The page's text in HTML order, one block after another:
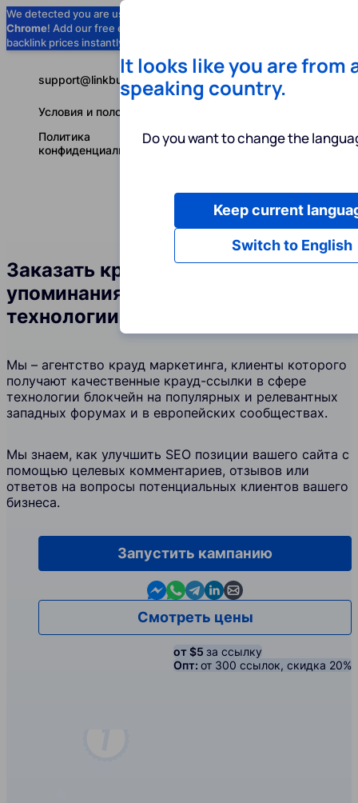
We detected you are using
Chrome! Add our free extension to check
backlink prices instantly as you browse.
Услуги
Русский
support@linkbuilder.com
Условия и положения
Политика
конфиденциальности
Заказать крауд-ссылки и
упоминания бренда в сфере
технологии блокчейн
Мы – агентство крауд маркетинга, клиенты которого
получают качественные крауд-ссылки в сфере
технологии блокчейн на популярных и релевантных
западных форумах и в европейских сообществах.
Мы знаем, как улучшить SEO позиции вашего сайта с
помощью целевых комментариев, отзывов или
ответов на вопросы потенциальных клиентов вашего
бизнеса.
Запустить кампанию
Contact us in Messenger
Contact us in WhatsApp
Contact us in Telegram
Contact us in Linkedin
Contact us by email
Смотреть цены
от $5 за ссылку
Опт: от 300 ссылок, скидка 20%
It looks like you are from
speaking country.
Do you want to change the
Switch to English
Keep current